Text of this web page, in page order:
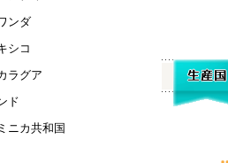
ンダ
シコ
ラグア
ド
ニカ共和国